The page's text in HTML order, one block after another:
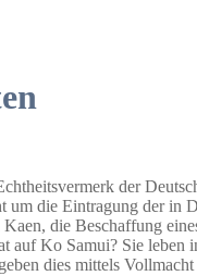
der
die Eintragung der in
die Beschaffung
Ko Samui? Sie
dies mittels